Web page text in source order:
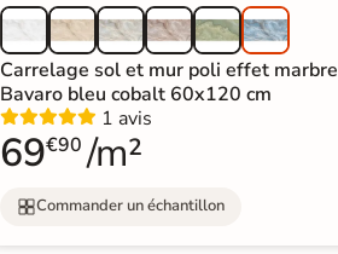
Carrelage sol et mur poli effet marbre
Bavaro bleu cobalt 60x120 cm
1 avis
69€90 /m²
Commander un échantillon